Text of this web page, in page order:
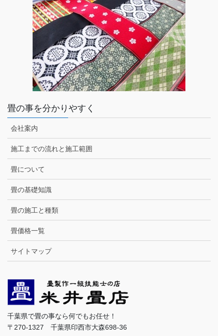
畳の事を分かりやすく
会社案内
施工までの流れと施工範囲
畳について
畳の基礎知識
畳の施工と種類
畳価格一覧
サイトマップ
千葉県で畳の事なら何でもお任せ！
〒270-1327 千葉県印西市大森698-36